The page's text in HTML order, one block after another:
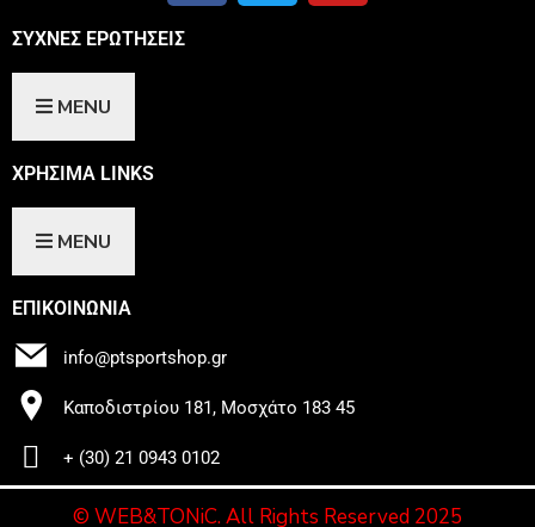
ΣΥΧΝΕΣ ΕΡΩΤΗΣΕΙΣ
MENU
ΧΡΗΣIΜΑ LINKS
MENU
ΕΠΙΚΟΙΝΩΝΙΑ
info@ptsportshop.gr
Καποδιστρίου 181, Μοσχάτο 183 45
+ (30) 21 0943 0102
© WEB&TONiC. All Rights Reserved 2025